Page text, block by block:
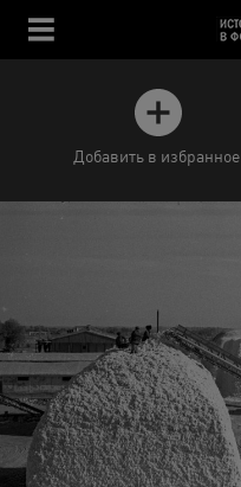
Добавить в избранное